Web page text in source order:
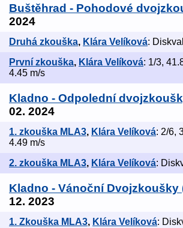
Buštěhrad - Pohodové
2024
Druhá zkouška, Klára Velíková:
První zkouška, Klára Velíková: 1/3,
4.45 m/s
Kladno - Odpolední
02. 2024
1. zkouška MLA3, Klára Velíková: 2/6,
4.49 m/s
2. zkouška MLA3, Klára Velíková:
Kladno - Vánoční Dvojzkoušky
12. 2023
1. Zkouška MLA3, Klára Velíková: